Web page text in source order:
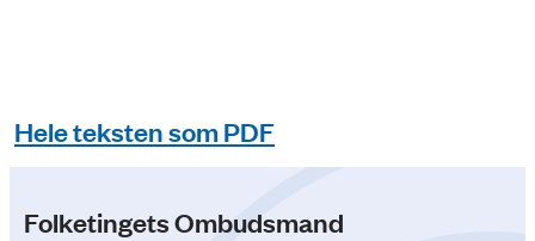
Hele teksten som PDF
Folketingets Ombudsmand